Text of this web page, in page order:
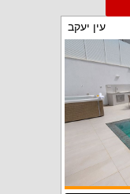
עין יעקב